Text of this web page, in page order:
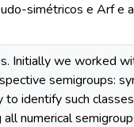
simétricos e Arf e
Initially we worked
semigroups:
identify such
numerical